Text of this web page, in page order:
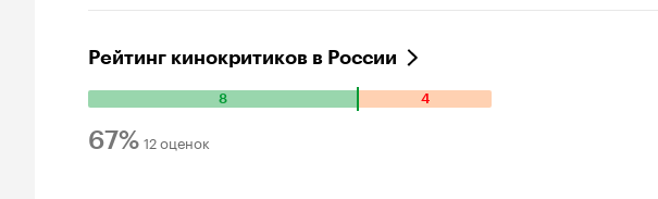
Рейтинг кинокритиков в России
8 4
Количество
положительных
оценок:
67% 12 оценок